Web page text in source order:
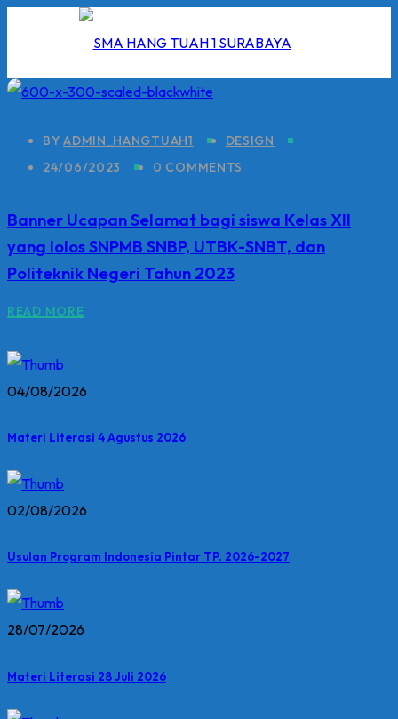
2026
Tuah
BYADMIN_HANGTUAH1
DESIGN
24/06/2023
0 COMMENTS
Banner Ucapan Selamat bagi siswa Kelas XII
yang lolos SNPMB SNBP, UTBK-SNBT, dan
Politeknik Negeri Tahun 2023
READ MORE
04/08/2026
Materi Literasi 4 Agustus 2026
02/08/2026
Usulan Program Indonesia Pintar TP. 2026-2027
28/07/2026
Materi Literasi 28 Juli 2026